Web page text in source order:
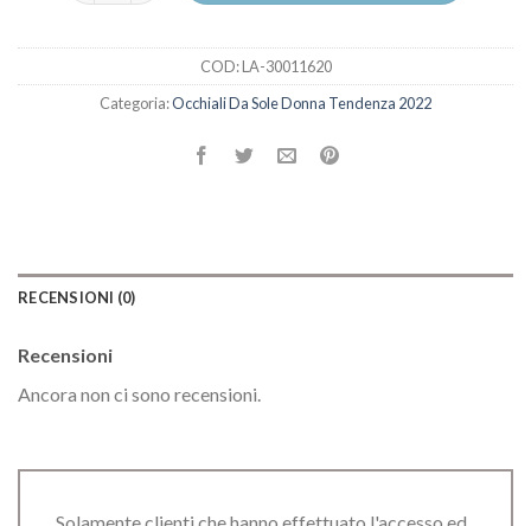
COD:LA-30011620
Categoria:Occhiali Da Sole Donna Tendenza 2022
RECENSIONI (0)
Recensioni
Ancora non ci sono recensioni.